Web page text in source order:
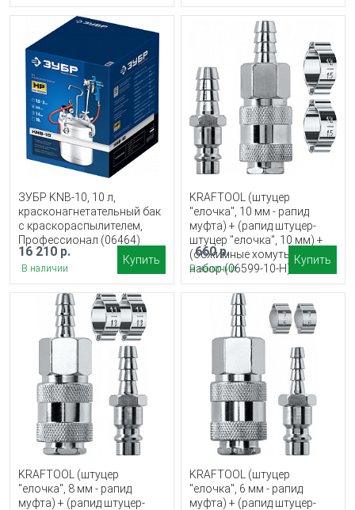
ЗУБР KNB-10, 10 л,
красконагнетательный бак
с краскораспылителем,
Профессионал (06464)
16 210 р.
В наличии
Купить
KRAFTOOL (штуцер
″елочка″, 10 мм - рапид
муфта) + (рапид штуцер-
штуцер ″елочка″, 10 мм) +
(обжимные хомуты 2 шт),
набор (06599-10-H)
660 р.
В наличии
Купить
KRAFTOOL (штуцер
″елочка″, 8 мм - рапид
муфта) + (рапид штуцер-
KRAFTOOL (штуцер
″елочка″, 6 мм - рапид
муфта) + (рапид штуцер-